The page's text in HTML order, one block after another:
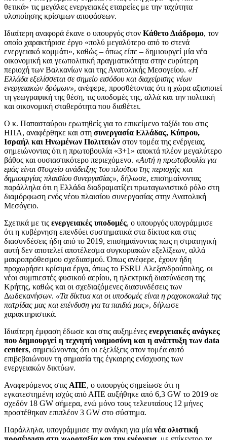
θετικά» τις μεγάλες ενεργειακές εταιρείες με την ταχύτητα
υλοποίησης κρίσιμων αποφάσεων.
Ιδιαίτερη αναφορά έκανε ο υπουργός στον Κάθετο Διάδρομο, τον
οποίο χαρακτήρισε έργο «πολύ μεγαλύτερο από το στενά
ενεργειακό κομμάτι», καθώς – όπως είπε – δημιουργεί μία νέα
οικονομική και γεωπολιτική πραγματικότητα στην ευρύτερη
περιοχή των Βαλκανίων και της Ανατολικής Μεσογείου. «Η
Ελλάδα εξελίσσεται σε σημείο εισόδου και διαχείρισης νέων
ενεργειακών δρόμων», ανέφερε, προσθέτοντας ότι η χώρα αξιοποιεί
τη γεωγραφική της θέση, τις υποδομές της, αλλά και την πολιτική
και οικονομική σταθερότητα που διαθέτει.
Ο κ. Παπασταύρου ερωτηθείς για το επικείμενο ταξίδι του στις
ΗΠΑ, αναφέρθηκε και στη συνεργασία Ελλάδας, Κύπρου,
Ισραήλ και Ηνωμένων Πολιτειών στον τομέα της ενέργειας,
σημειώνοντας ότι η πρωτοβουλία «3+1» αποκτά πλέον μεγαλύτερο
βάθος και ουσιαστικότερο περιεχόμενο. «Αυτή η πρωτοβουλία για
εμάς είναι στοιχείο ανάδειξης του πλούτου της περιοχής και
δημιουργίας πλαισίου συνεργασίας», δήλωσε, επισημαίνοντας
παράλληλα ότι η Ελλάδα διαδραματίζει πρωταγωνιστικό ρόλο στη
διαμόρφωση ενός νέου πλαισίου συνεργασίας στην Ανατολική
Μεσόγειο.
Σχετικά με τις ενεργειακές υποδομές, ο υπουργός υπογράμμισε
ότι η κυβέρνηση επενδύει συστηματικά στα δίκτυα και στις
διασυνδέσεις ήδη από το 2019, επισημαίνοντας πως η στρατηγική
αυτή δεν αποτελεί αποτέλεσμα συγκυριακών εξελίξεων, αλλά
μακροπρόθεσμου σχεδιασμού. Όπως ανέφερε, έχουν ήδη
προχωρήσει κρίσιμα έργα, όπως το FSRU Αλεξανδρούπολης, οι
νέοι συμπιεστές φυσικού αερίου, η ηλεκτρική διασύνδεση της
Κρήτης, καθώς και οι σχεδιαζόμενες διασυνδέσεις των
Δωδεκανήσων. «Τα δίκτυα και οι υποδομές είναι η ραχοκοκαλιά της
πατρίδας μας και επένδυση για τα παιδιά μας», δήλωσε
χαρακτηριστικά.
Ιδιαίτερη έμφαση έδωσε και στις αυξημένες ενεργειακές ανάγκες
που δημιουργεί η τεχνητή νοημοσύνη και η ανάπτυξη των data
centers, σημειώνοντας ότι οι εξελίξεις στον τομέα αυτό
επιβεβαιώνουν τη σημασία της έγκαιρης ενίσχυσης των
ενεργειακών δικτύων.
Αναφερόμενος στις ΑΠΕ, ο υπουργός σημείωσε ότι η
εγκατεστημένη ισχύς από ΑΠΕ αυξήθηκε από 6,3 GW το 2019 σε
σχεδόν 18 GW σήμερα, ενώ μόνο τους τελευταίους 12 μήνες
προστέθηκαν επιπλέον 3 GW στο σύστημα.
Παράλληλα, υπογράμμισε την ανάγκη για μία νέα ολιστική